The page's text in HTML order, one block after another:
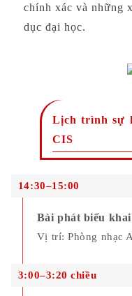
chính xác và những
dục đại học.
Lịch trình sự
CIS
14:30–15:00
Bài phát biểu
Vị trí: Phòng nhạc A
3:00–3:20 chiều